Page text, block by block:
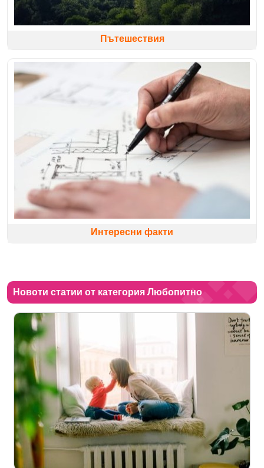
Пътешествия
Интересни факти
Новоти статии от категория Любопитно